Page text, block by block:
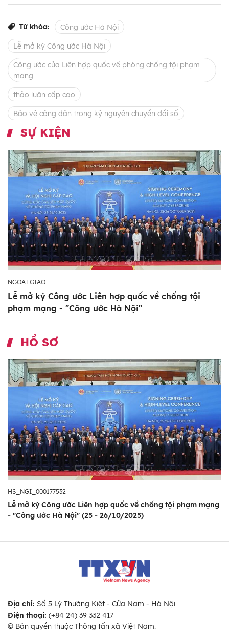
Từ khóa: Công ước Hà Nội
Lễ mở ký Công ước Hà Nội
Công ước của Liên hợp quốc về phòng chống tội phạm
mạng
thảo luận cấp cao
Bảo vệ công dân trong kỷ nguyên chuyển đổi số
SỰ KIỆN
NGOẠI GIAO
Lễ mở ký Công ước Liên hợp quốc về chống tội
phạm mạng - "Công ước Hà Nội"
HỒ SƠ
HS_NGI_000177532
Lễ mở ký Công ước Liên hợp quốc về chống tội phạm mạng
- "Công ước Hà Nội" (25 - 26/10/2025)
Địa chỉ: Số 5 Lý Thường Kiệt - Cửa Nam - Hà Nội
Điện thoại: (+84 24) 39 332 417
© Bản quyền thuộc Thông tấn xã Việt Nam.